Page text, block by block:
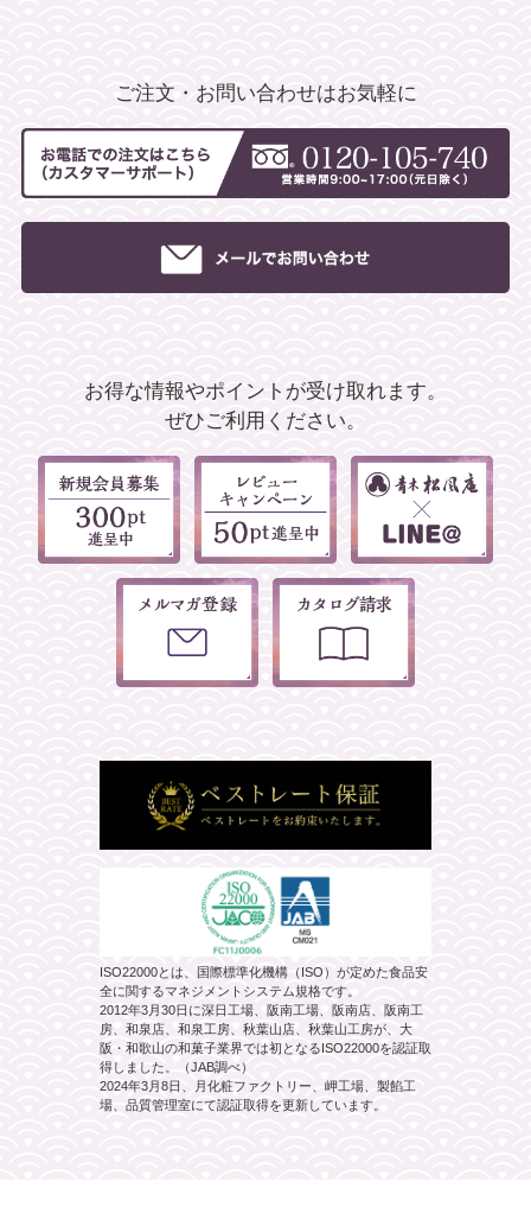
ご注文・お問い合わせはお気軽に
お得な情報やポイントが受け取れます。
ぜひご利用ください。
ISO22000とは、国際標準化機構（ISO）が定めた食品安
全に関するマネジメントシステム規格です。
2012年3月30日に深日工場、阪南工場、阪南店、阪南工
房、和泉店、和泉工房、秋葉山店、秋葉山工房が、大
阪・和歌山の和菓子業界では初となるISO22000を認証取
得しました。（JAB調べ）
2024年3月8日、月化粧ファクトリー、岬工場、製餡工
場、品質管理室にて認証取得を更新しています。